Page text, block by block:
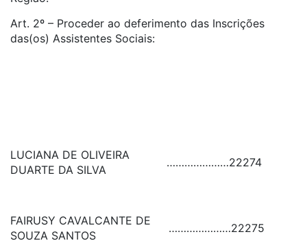
Art. 2º – Proceder ao deferimento das Inscrições
das(os) Assistentes Sociais:
LUCIANA DE OLIVEIRA
DUARTE DA SILVA
…………………22274
FAIRUSY CAVALCANTE DE
SOUZA SANTOS
…………………22275